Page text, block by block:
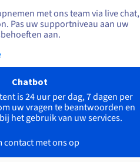
met ons team via live chat,
Pas uw supportniveau aan uw
aan.
Chatbot
is 24 uur per dag, 7 dagen per
uw vragen te beantwoorden en
het gebruik van uw services.
contact met ons op